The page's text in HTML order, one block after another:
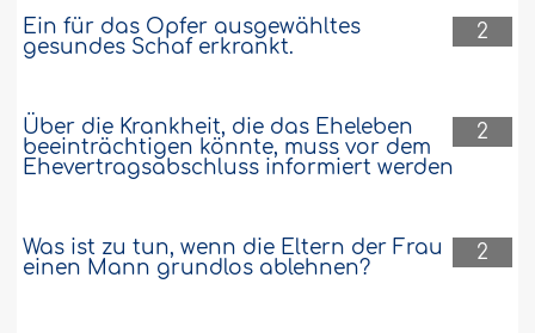
2
Ein für das Opfer ausgewähltes
gesundes Schaf erkrankt.
2
Über die Krankheit, die das Eheleben
beeinträchtigen könnte, muss vor dem
Ehevertragsabschluss informiert werden
2
Was ist zu tun, wenn die Eltern der Frau
einen Mann grundlos ablehnen?